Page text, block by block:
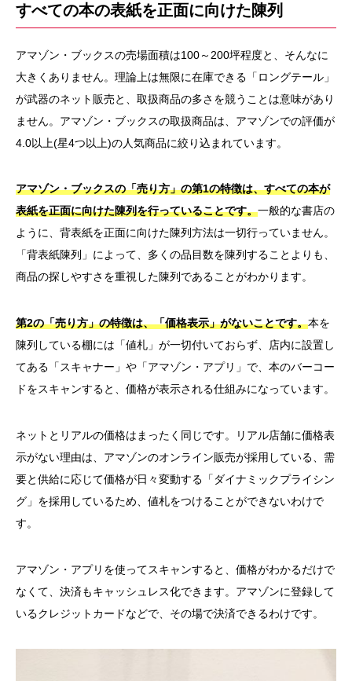
すべての本の表紙を正面に向けた陳列
アマゾン・ブックスの売場面積は100～200坪程度と、そんなに
大きくありません。理論上は無限に在庫できる「ロングテール」
が武器のネット販売と、取扱商品の多さを競うことは意味があり
ません。アマゾン・ブックスの取扱商品は、アマゾンでの評価が
4.0以上(星4つ以上)の人気商品に絞り込まれています。
アマゾン・ブックスの「売り方」の第1の特徴は、すべての本が
表紙を正面に向けた陳列を行っていることです。一般的な書店の
ように、背表紙を正面に向けた陳列方法は一切行っていません。
「背表紙陳列」によって、多くの品目数を陳列することよりも、
商品の探しやすさを重視した陳列であることがわかります。
第2の「売り方」の特徴は、「価格表示」がないことです。本を
陳列している棚には「値札」が一切付いておらず、店内に設置し
てある「スキャナー」や「アマゾン・アプリ」で、本のバーコー
ドをスキャンすると、価格が表示される仕組みになっています。
ネットとリアルの価格はまったく同じです。リアル店舗に価格表
示がない理由は、アマゾンのオンライン販売が採用している、需
要と供給に応じて価格が日々変動する「ダイナミックプライシン
グ」を採用しているため、値札をつけることができないわけで
す。
アマゾン・アプリを使ってスキャンすると、価格がわかるだけで
なくて、決済もキャッシュレス化できます。アマゾンに登録して
いるクレジットカードなどで、その場で決済できるわけです。